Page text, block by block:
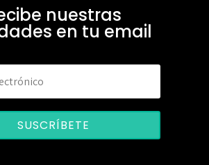
nuestras
en tu email
SUSCRÍBETE